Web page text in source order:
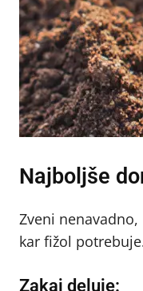
Najboljše
Zveni
kar fižol
Zakaj deluje: